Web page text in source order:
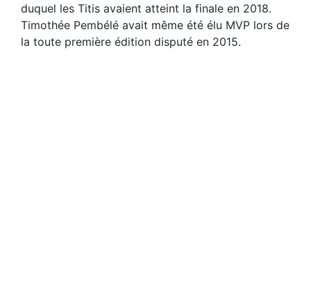
duquel les Titis avaient atteint la finale en 2018.
Timothée Pembélé avait même été élu MVP lors de
la toute première édition disputé en 2015.